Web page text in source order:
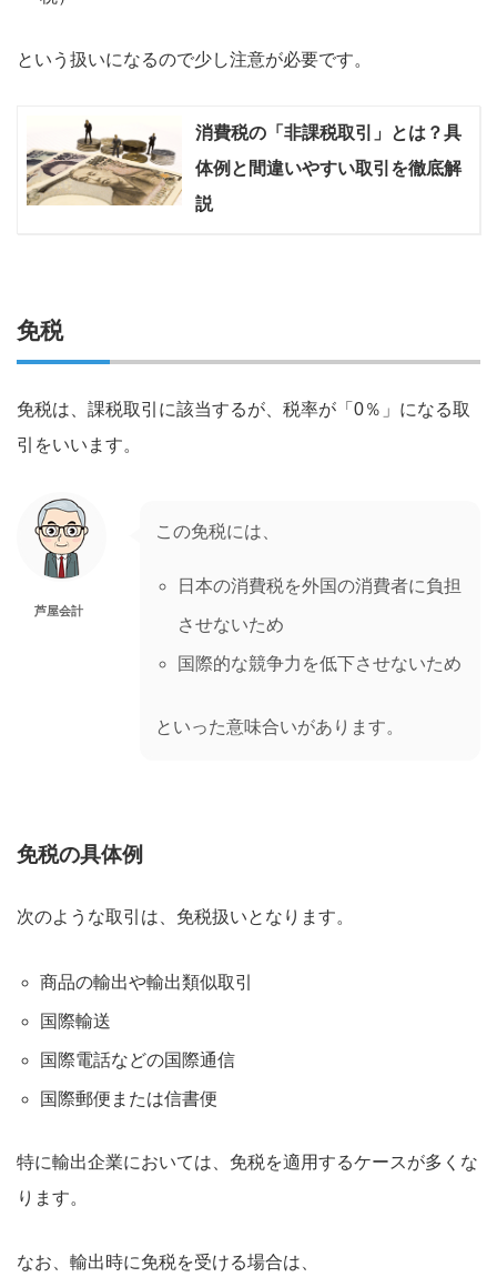
という扱いになるので少し注意が必要です。
消費税の「非課税取引」とは？具
体例と間違いやすい取引を徹底解
説
免税
免税は、課税取引に該当するが、税率が「0％」になる取
引をいいます。
芦屋会計
この免税には、
日本の消費税を外国の消費者に負担
させないため
国際的な競争力を低下させないため
といった意味合いがあります。
免税の具体例
次のような取引は、免税扱いとなります。
商品の輸出や輸出類似取引
国際輸送
国際電話などの国際通信
国際郵便または信書便
特に輸出企業においては、免税を適用するケースが多くな
ります。
なお、輸出時に免税を受ける場合は、